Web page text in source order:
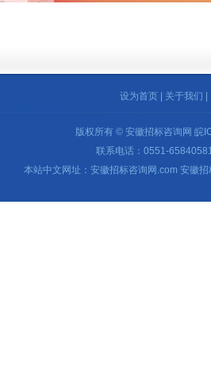
设为首页 关于我们
版权所有 © 安徽招标咨询网 皖
联系电话：0551-
本站中文网址：安徽招标咨询网.com 安徽